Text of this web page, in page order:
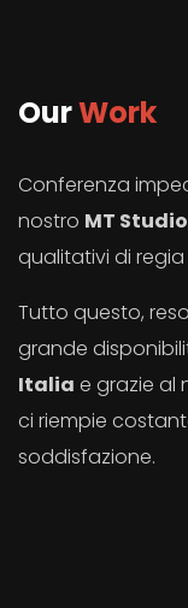
OurWork
Conferenza
nostro MT Studio
qualitativi di regia
Tutto questo,
grande
Italia e grazie al
ci riempie
soddisfazione.